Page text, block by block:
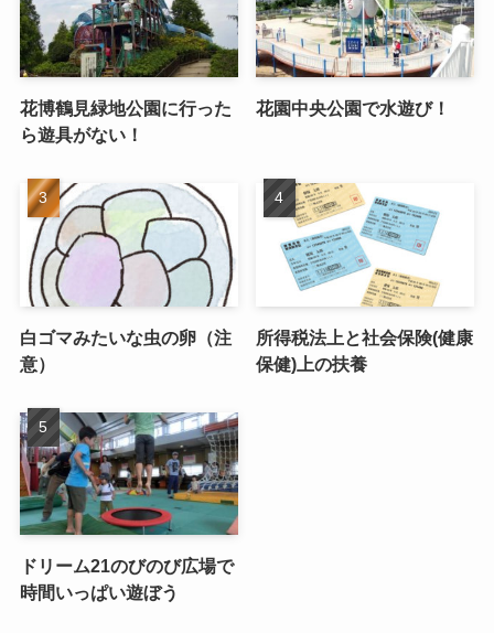
花博鶴見緑地公園に行った
ら遊具がない！
花園中央公園で水遊び！
白ゴマみたいな虫の卵（注
意）
所得税法上と社会保険(健康
保健)上の扶養
ドリーム21のびのび広場で
時間いっぱい遊ぼう